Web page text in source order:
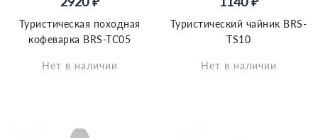
Туристическая походная
кофеварка BRS-TC05
Нет в наличии
Туристический чайник BRS-
TS10
Нет в наличии